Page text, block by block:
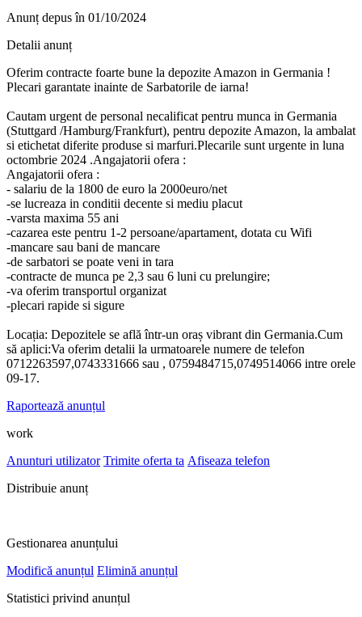
Anunț depusîn 01/10/2024
Detalii anunț
Oferim contracte foarte bune la depozite Amazon in Germania !
Plecari garantate inainte de Sarbatorile de iarna!
Cautam urgent de personal necalificat pentru munca in Germania
(Stuttgard /Hamburg/Frankfurt), pentru depozite Amazon, la ambalat
si etichetat diferite produse si marfuri.Plecarile sunt urgente in luna
octombrie 2024 .Angajatorii ofera :
Angajatorii ofera :
- salariu de la 1800 de euro la 2000euro/net
-se lucreaza in conditii decente si mediu placut
-varsta maxima 55 ani
-cazarea este pentru 1-2 persoane/apartament, dotata cu Wifi
-mancare sau bani de mancare
-de sarbatori se poate veni in tara
-contracte de munca pe 2,3 sau 6 luni cu prelungire;
-va oferim transportul organizat
-plecari rapide si sigure
Locația: Depozitele se află într-un oraș vibrant din Germania.Cum
să aplici:Va oferim detalii la urmatoarele numere de telefon
0712263597,0743331666 sau , 0759484715,0749514066 intre orele
09-17.
Raportează anunțul
work
Anunturi utilizator Trimite oferta ta Afiseaza telefon
Distribuie anunț
Gestionarea anunțului
Modifică anunțul Elimină anunțul
Statistici privind anunțul